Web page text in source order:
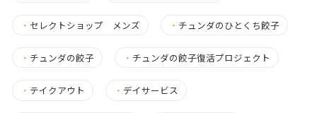
・ セレクトショップ メンズ ・ チュンダのひとくち餃子
・ チュンダの餃子 ・ チュンダの餃子復活プロジェクト
・ テイクアウト ・ デイサービス